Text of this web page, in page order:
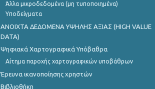
Άλλα μικροδεδομένα (μη τυποποιημένα)
Υποδείγματα
ANOIXTA ΔΕΔΟΜΕΝΑ ΥΨΗΛΗΣ ΑΞΙΑΣ (HIGH VALUE
DATA)
Ψηφιακά Χαρτογραφικά Υπόβαθρα
Αίτημα παροχής χαρτογραφικών υποβάθρων
Έρευνα ικανοποίησης χρηστών
Βιβλιοθήκη